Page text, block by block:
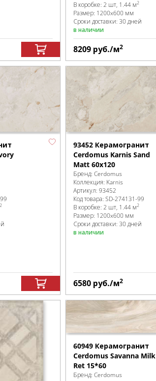
В коробке: 2 шт, 1.44 м2
Размер: 1200x600 мм
Сроки доставки: 30 дней
в наличии
8209 руб./м2
2
93452 Керамогранит
Cerdomus Karnis Sand
Matt 60x120
Бренд: Cerdomus
Коллекция: Karnis
Артикул: 93452
Код товара: SD-274131-99
В коробке: 2 шт, 1.44 м2
Размер: 1200x600 мм
Сроки доставки: 30 дней
в наличии
6580 руб./м2
60949 Керамогранит
Cerdomus Savanna Milk
Ret 15*60
Бренд: Cerdomus